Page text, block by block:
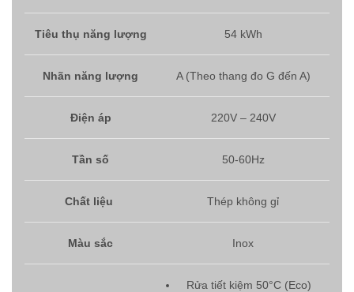
Tiêu thụ năng lượng 54 kWh
Nhãn năng lượng A (Theo thang đo G đến A)
Điện áp 220V – 240V
Tần số 50-60Hz
Chất liệu Thép không gỉ
Màu sắc Inox
Rửa tiết kiệm 50°C (Eco)